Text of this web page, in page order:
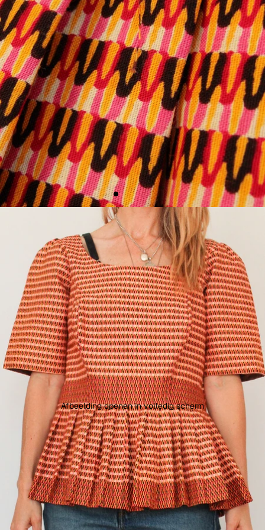
Afbeelding openen in volledig scherm